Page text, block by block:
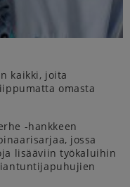
kaikki, joita
omasta
-hankkeen
jossa
lisääviin työkaluihin